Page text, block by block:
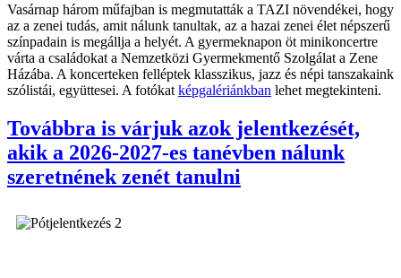
Vasárnap három műfajban is megmutatták a TAZI növendékei, hogy
az a zenei tudás, amit nálunk tanultak, az a hazai zenei élet népszerű
színpadain is megállja a helyét. A gyermeknapon öt minikoncertre
várta a családokat a Nemzetközi Gyermekmentő Szolgálat a Zene
Házába. A koncerteken felléptek klasszikus, jazz és népi tanszakaink
szólistái, együttesei. A fotókat képgalériánkban lehet megtekinteni.
Továbbra is várjuk azok jelentkezését,
akik a 2026-2027-es tanévben nálunk
szeretnének zenét tanulni